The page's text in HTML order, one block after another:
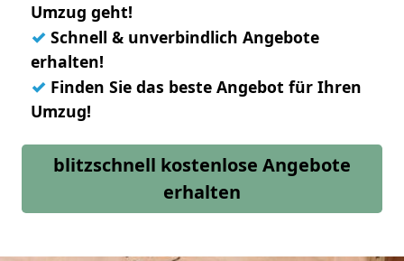
Umzug geht!
✓ Schnell & unverbindlich Angebote
erhalten!
✓ Finden Sie das beste Angebot für Ihren
Umzug!
blitzschnell kostenlose Angebote
erhalten